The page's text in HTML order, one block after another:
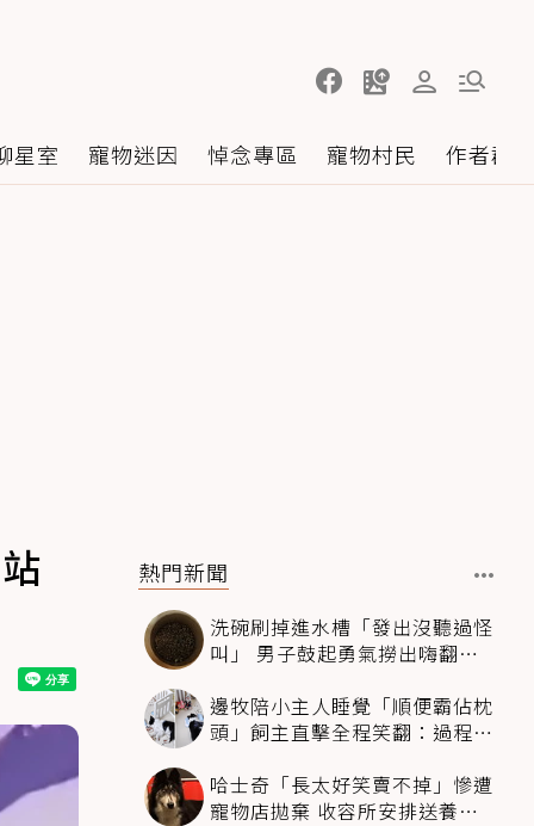
星室 寵物迷因 悼念專區 寵物村民 作者群
熱門新聞
洗碗刷掉進水槽「發出沒聽過怪
叫」 男子鼓起勇氣撈出嗨翻：
邊牧陪小主人睡覺「順便霸佔枕
頭」飼主直擊全程笑翻：過程絲
哈士奇「長太好笑賣不掉」慘遭
寵物店拋棄 收容所安排送養活